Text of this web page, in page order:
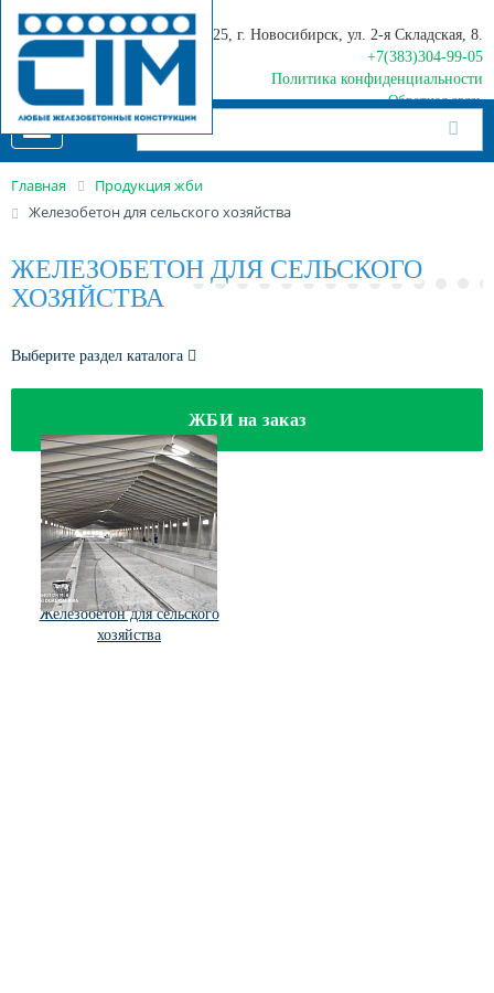
630025, г. Новосибирск, ул. 2-я Складская, 8.
+7(383)304-99-05
Политика конфиденциальности
Обратная связь
navigation
Главная
Продукция жби
Железобетон для сельского хозяйства
ЖЕЛЕЗОБЕТОН ДЛЯ СЕЛЬСКОГО
ХОЗЯЙСТВА
Выберите раздел каталога
ЖБИ на заказ
Железобетон для сельского
хозяйства